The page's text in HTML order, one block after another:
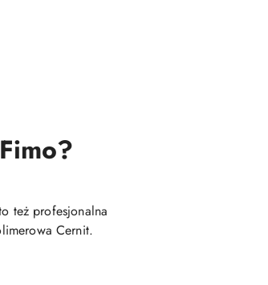
też profesjonalna
Cernit.